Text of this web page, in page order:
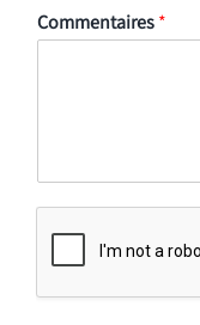
Commentaires*